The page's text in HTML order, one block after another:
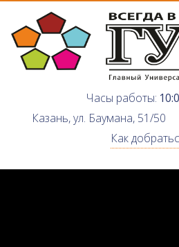
Часы работы:
Казань, ул. Баумана, 51/50
Как